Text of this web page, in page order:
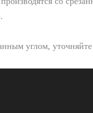
углом,